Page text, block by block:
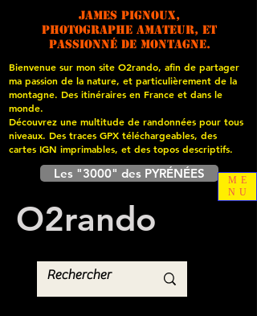
James PIGNOUX,
photographe amateur, et
passionné de montagne.
Bienvenue sur mon site O2rando, afin de partager
ma passion de la nature, et particulièrement de la
montagne. Des itinéraires en France et dans le
monde.
Découvrez une multitude de randonnées pour tous
niveaux. Des traces GPX téléchargeables, des
cartes IGN imprimables, et des topos descriptifs.
Les "3000" des PYRÉNÉES
O2rando
ME
NU